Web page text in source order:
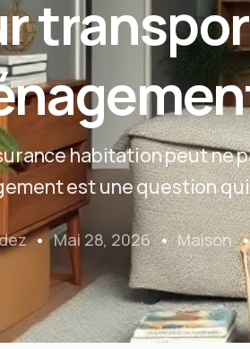
habitation peut
est une question
Mai 28, 2026 Maison